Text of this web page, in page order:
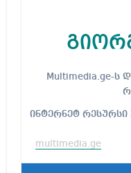
Multimedia.ge-ს დამფუძნებელი და მთავარი
ინტერნეტ რესურსი
multimedia.ge